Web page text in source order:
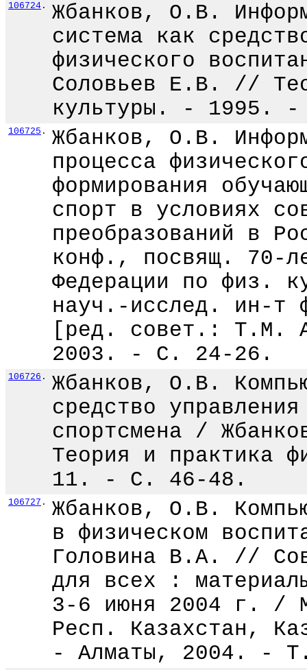
106724 .
Жбанков, О.В.
система как
физического
Соловьев Е.В. //
культуры. - 1995.
106725 .
Жбанков, О.В.
процесса
формирования
спорт в условиях
преобразований в
конф., посвящ. 70-
Федерации по физ.
науч.-исслед. ин-т
[ред. совет.: Т.М.
2003. - С. 24-26.
106726 .
Жбанков, О.В.
средство
спортсмена /
Теория и практика
11. - С. 46-48.
106727 .
Жбанков, О.В.
в физическом
Головина В.А. //
для всех :
3-6 июня 2004 г. /
Респ. Казахстан,
- Алматы, 2004. -